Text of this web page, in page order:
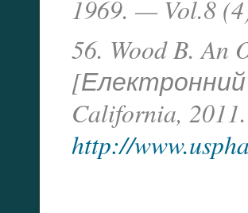
1969. — Vol.8
56. Wood B. An
[Електронний
California,
http://